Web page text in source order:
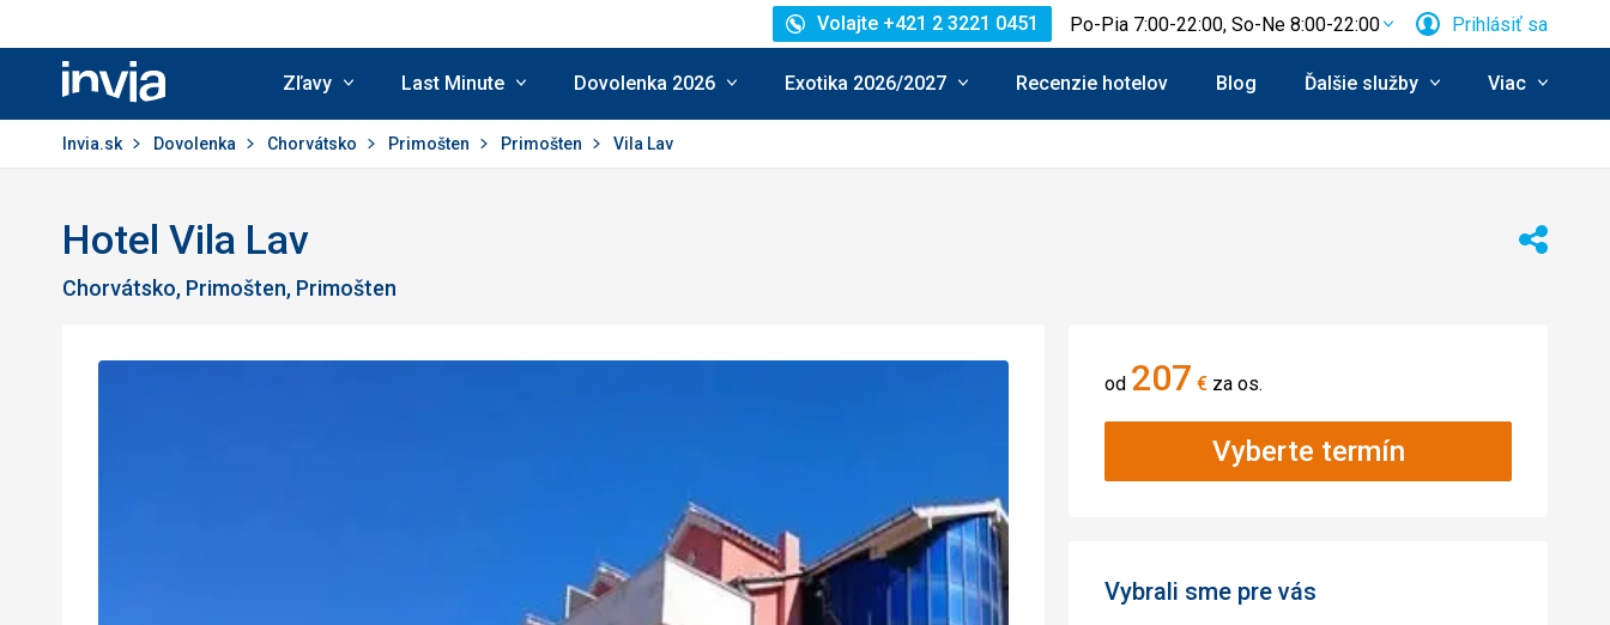
Invia.sk
Volajte +421 2 3221 0451 Po-Pia 7:00-22:00, So-Ne 8:00-22:00 Prihlásiť sa
Zľavy Last Minute Dovolenka 2026 Exotika 2026/2027 Recenzie hotelov Blog Ďalšie služby Viac
Invia.sk Dovolenka Chorvátsko Primošten Primošten Vila Lav
Hotel Vila Lav
Chorvátsko, Primošten, Primošten
Zdieľať
od 207 € za os.
Vyberte termín
Vybrali sme pre vás